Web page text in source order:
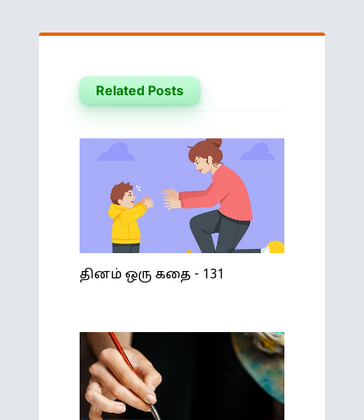
Related Posts
தினம் ஒரு கதை - 131